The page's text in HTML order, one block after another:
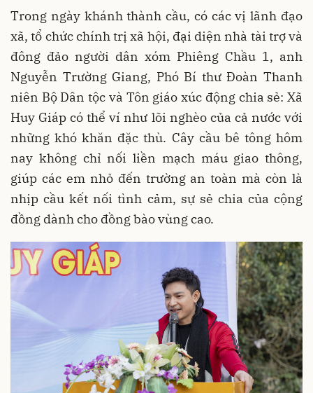
Trong ngày khánh thành cầu, có các vị lãnh đạo
xã, tổ chức chính trị xã hội, đại diện nhà tài trợ và
đông đảo người dân xóm Phiêng Chầu 1, anh
Nguyễn Trường Giang, Phó Bí thư Đoàn Thanh
niên Bộ Dân tộc và Tôn giáo xúc động chia sẻ: Xã
Huy Giáp có thể ví như lõi nghèo của cả nước với
những khó khăn đặc thù. Cây cầu bê tông hôm
nay không chỉ nối liền mạch máu giao thông,
giúp các em nhỏ đến trường an toàn mà còn là
nhịp cầu kết nối tình cảm, sự sẻ chia của cộng
đồng dành cho đồng bào vùng cao.